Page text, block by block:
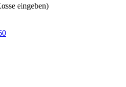
еingеbеn)